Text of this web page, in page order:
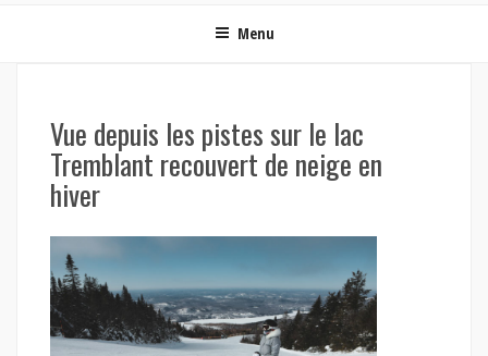
Menu
Vue depuis les pistes sur le lac
Tremblant recouvert de neige en
hiver